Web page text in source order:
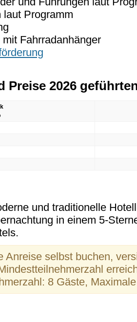
laut Programm
Fahrradanhänger
Preise 2026
und traditionelle
in einem 5-
Anreise selbst buchen,
8 Gäste,